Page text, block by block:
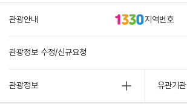
관광안내 지역번호
관광정보 수정/신규요청
관광정보 유관기관